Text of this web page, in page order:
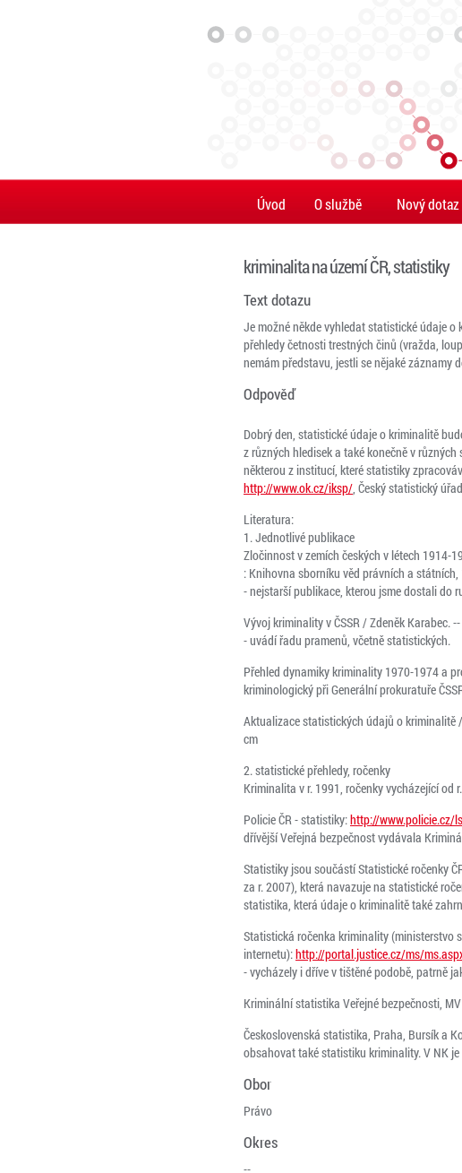
Úvod O službě Nový dotaz
kriminalita na území ČR, statistiky
Text dotazu
Je možné někde vyhledat statistické údaje
přehledy četnosti trestných činů (vražda,
nemám představu, jestli se nějaké záznamy
Odpověď
Dobrý den, statistické údaje o kriminalitě
z různých hledisek a také konečně v
některou z institucí, které statistiky
http://www.ok.cz/iksp/, Český statistický úřad
Literatura:
1. Jednotlivé publikace
Zločinnost v zemích českých v létech 1914-
: Knihovna sborníku věd právních a státních,
- nejstarší publikace, kterou jsme dostali do
Vývoj kriminality v ČSSR / Zdeněk Karabec.
- uvádí řadu pramenů, včetně statistických.
Přehled dynamiky kriminality 1970-1974 a
kriminologický při Generální prokuratuře
Aktualizace statistických údajů o kriminalitě
cm
2. statistické přehledy, ročenky
Kriminalita v r. 1991, ročenky vycházející
Policie ČR - statistiky:http://www.policie.cz/
dřívější Veřejná bezpečnost vydávala
Statistiky jsou součástí Statistické ročenky
za r. 2007), která navazuje na statistické
statistika, která údaje o kriminalitě také
Statistická ročenka kriminality (ministerstvo
internetu):http://portal.justice.cz/ms/
- vycházely i dříve v tištěné podobě, patrně
Kriminální statistika Veřejné bezpečnosti, MV
Československá statistika, Praha, Bursík a
obsahovat také statistiku kriminality. V NK
Obor
Právo
Okres
--